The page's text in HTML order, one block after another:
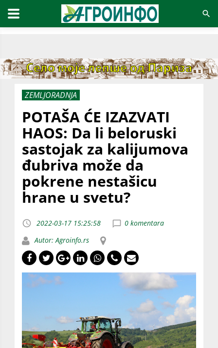
ZEMLJORADNJA
POTAŠA ĆE IZAZVATI
HAOS: Da li beloruski
sastojak za kalijumova
đubriva može da
pokrene nestašicu
hrane u svetu?
2022-03-17 15:25:58
0 komentara
Autor: Agroinfo.rs